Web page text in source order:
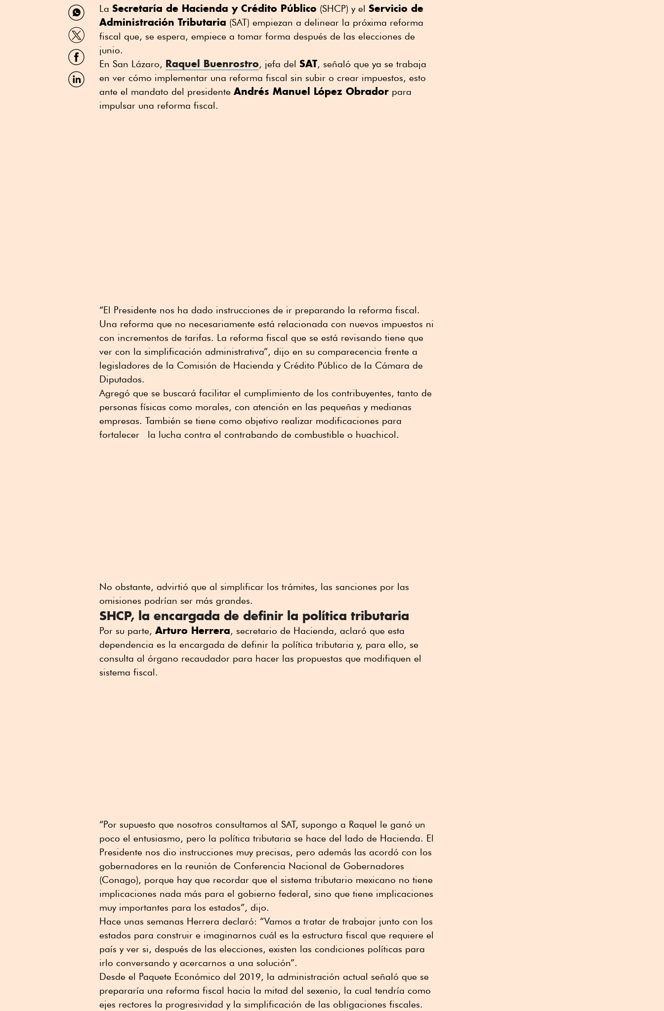
Compartir
por
WhatsApp
Compartir
por
Twitter
Compartir
por
Facebook
Compartir
por
La Secretaría de Hacienda y Crédito Público (SHCP) y el Servicio de
Administración Tributaria (SAT) empiezan a delinear la próxima reforma
fiscal que, se espera, empiece a tomar forma después de las elecciones de
junio.
En San Lázaro, Raquel Buenrostro, jefa del SAT, señaló que ya se trabaja
en ver cómo implementar una reforma fiscal sin subir o crear impuestos, esto
ante el mandato del presidente Andrés Manuel López Obrador para
impulsar una reforma fiscal.
“El Presidente nos ha dado instrucciones de ir preparando la reforma fiscal.
Una reforma que no necesariamente está relacionada con nuevos impuestos ni
con incrementos de tarifas. La reforma fiscal que se está revisando tiene que
ver con la simplificación administrativa”, dijo en su comparecencia frente a
legisladores de la Comisión de Hacienda y Crédito Público de la Cámara de
Diputados.
Agregó que se buscará facilitar el cumplimiento de los contribuyentes, tanto de
personas físicas como morales, con atención en las pequeñas y medianas
empresas. También se tiene como objetivo realizar modificaciones para
fortalecer la lucha contra el contrabando de combustible o huachicol.
No obstante, advirtió que al simplificar los trámites, las sanciones por las
omisiones podrían ser más grandes.
SHCP, la encargada de definir la política tributaria
Por su parte, Arturo Herrera, secretario de Hacienda, aclaró que esta
dependencia es la encargada de definir la política tributaria y, para ello, se
consulta al órgano recaudador para hacer las propuestas que modifiquen el
sistema fiscal.
“Por supuesto que nosotros consultamos al SAT, supongo a Raquel le ganó un
poco el entusiasmo, pero la política tributaria se hace del lado de Hacienda. El
Presidente nos dio instrucciones muy precisas, pero además las acordó con los
gobernadores en la reunión de Conferencia Nacional de Gobernadores
(Conago), porque hay que recordar que el sistema tributario mexicano no tiene
implicaciones nada más para el gobierno federal, sino que tiene implicaciones
muy importantes para los estados”, dijo.
Hace unas semanas Herrera declaró: “Vamos a tratar de trabajar junto con los
estados para construir e imaginarnos cuál es la estructura fiscal que requiere el
país y ver si, después de las elecciones, existen las condiciones políticas para
irlo conversando y acercarnos a una solución”.
Desde el Paquete Económico del 2019, la administración actual señaló que se
prepararía una reforma fiscal hacia la mitad del sexenio, la cual tendría como
ejes rectores la progresividad y la simplificación de las obligaciones fiscales.